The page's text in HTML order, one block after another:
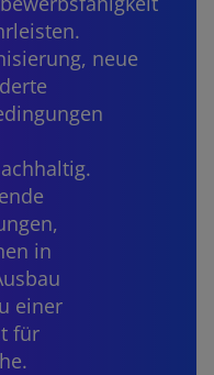
neue
in
einer
für